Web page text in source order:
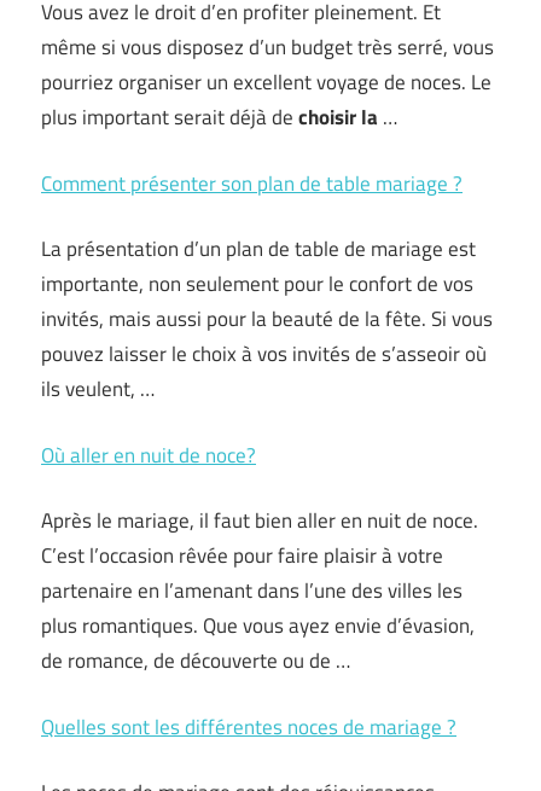
Vous avez le droit d’en profiter pleinement. Et
même si vous disposez d’un budget très serré, vous
pourriez organiser un excellent voyage de noces. Le
plus important serait déjà dechoisir la …
Comment présenter son plan de table mariage ?
La présentation d’un plan de table de mariage est
importante, non seulement pour le confort de vos
invités, mais aussi pour la beauté de la fête. Si vous
pouvez laisser le choix à vos invités de s’asseoir où
ils veulent, …
Où aller en nuit de noce?
Après le mariage, il faut bien aller en nuit de noce.
C’est l’occasion rêvée pour faire plaisir à votre
partenaire en l’amenant dans l’une des villes les
plus romantiques. Que vous ayez envie d’évasion,
de romance, de découverte ou de …
Quelles sont les différentes noces de mariage ?